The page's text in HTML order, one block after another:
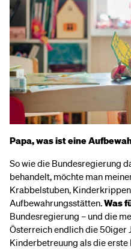
Papa, was ist eine
So wie die Bundesregierung
behandelt, möchte man
Krabbelstuben,
Aufbewahrungsstätten.Was
Bundesregierung – und die
Österreich endlich die 50iger
Kinderbetreuung als die